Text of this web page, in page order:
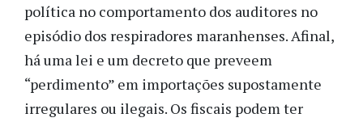
política no comportamento dos auditores no
episódio dos respiradores maranhenses. Afinal,
há uma lei e um decreto que preveem
“perdimento” em importações supostamente
irregulares ou ilegais. Os fiscais podem ter